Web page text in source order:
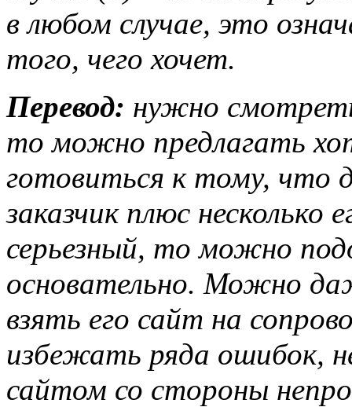
в любом случае, это
того, чего хочет.
Перевод: нужно
то можно предлагать
готовиться к тому, что
заказчик плюс
серьезный, то можно
основательно. Можно
взять его сайт на
избежать ряда ошибок,
сайтом со стороны